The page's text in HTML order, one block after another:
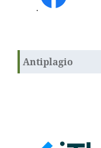
.
Antiplagio